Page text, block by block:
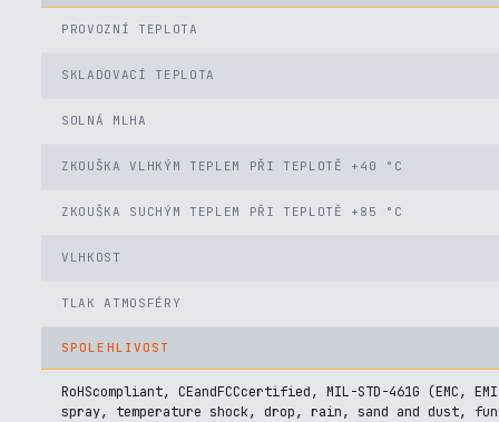
PROVOZNÍ TEPLOTA
SKLADOVACÍ TEPLOTA
SOLNÁ MLHA
ZKOUŠKA VLHKÝM TEPLEM PŘI TEPLOTĚ +40 °C
ZKOUŠKA SUCHÝM TEPLEM PŘI TEPLOTĚ +85 °C
VLHKOST
TLAK ATMOSFÉRY
SPOLEHLIVOST
RoHScompliant, CEandFCCcertified, MIL-STD-461G
spray, temperature shock, drop, rain, sand and dust,